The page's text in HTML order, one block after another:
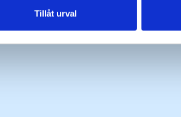
Tillåt urval